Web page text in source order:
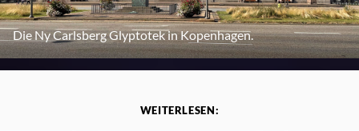
Die Ny Carlsberg Glyptotek in Kopenhagen.
WEITERLESEN: